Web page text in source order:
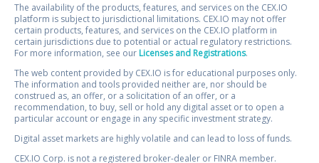
The availability of the products, features, and services on the CEX.IO
platform is subject to jurisdictional limitations. CEX.IO may not offer
certain products, features, and services on the CEX.IO platform in
certain jurisdictions due to potential or actual regulatory restrictions.
For more information, see our Licenses and Registrations.
The web content provided by CEX.IO is for educational purposes only.
The information and tools provided neither are, nor should be
construed as, an offer, or a solicitation of an offer, or a
recommendation, to buy, sell or hold any digital asset or to open a
particular account or engage in any specific investment strategy.
Digital asset markets are highly volatile and can lead to loss of funds.
CEX.IO Corp. is not a registered broker-dealer or FINRA member.